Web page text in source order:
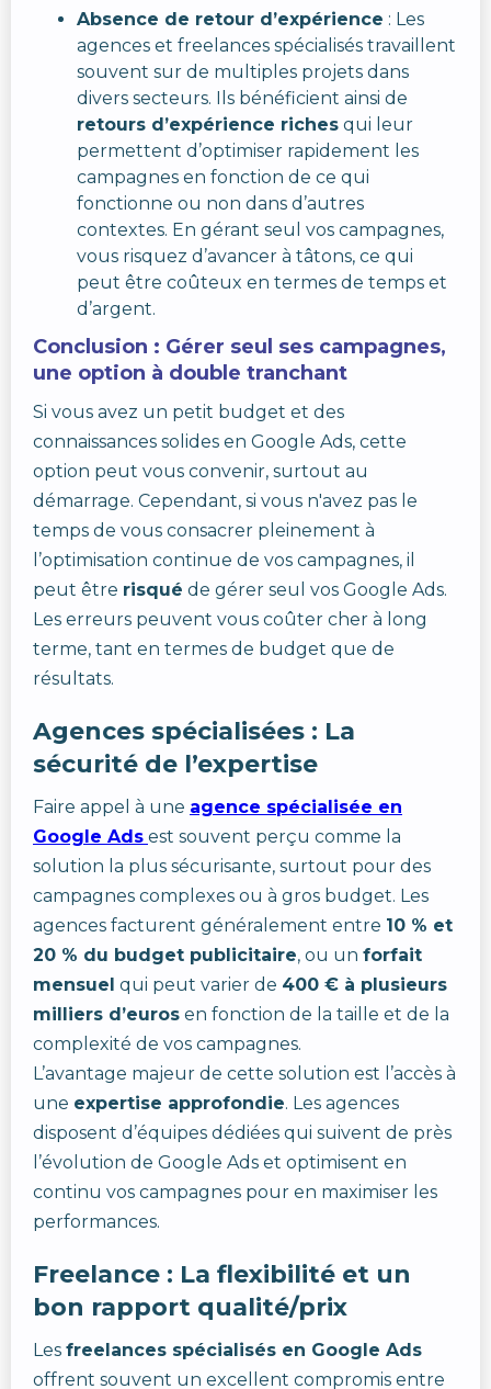
Absence de retour d’expérience : Les
agences et freelances spécialisés travaillent
souvent sur de multiples projets dans
divers secteurs. Ils bénéficient ainsi de
retours d’expérience riches qui leur
permettent d’optimiser rapidement les
campagnes en fonction de ce qui
fonctionne ou non dans d’autres
contextes. En gérant seul vos campagnes,
vous risquez d’avancer à tâtons, ce qui
peut être coûteux en termes de temps et
d’argent.
Conclusion : Gérer seul ses campagnes,
une option à double tranchant
Si vous avez un petit budget et des
connaissances solides en Google Ads, cette
option peut vous convenir, surtout au
démarrage. Cependant, si vous n'avez pas le
temps de vous consacrer pleinement à
l’optimisation continue de vos campagnes, il
peut être risqué de gérer seul vos Google Ads.
Les erreurs peuvent vous coûter cher à long
terme, tant en termes de budget que de
résultats.
Agences spécialisées : La
sécurité de l’expertise
Faire appel à une agence spécialisée en
Google Ads est souvent perçu comme la
solution la plus sécurisante, surtout pour des
campagnes complexes ou à gros budget. Les
agences facturent généralement entre 10 % et
20 % du budget publicitaire, ou un forfait
mensuel qui peut varier de 400 € à plusieurs
milliers d’euros en fonction de la taille et de la
complexité de vos campagnes.
L’avantage majeur de cette solution est l’accès à
une expertise approfondie. Les agences
disposent d’équipes dédiées qui suivent de près
l’évolution de Google Ads et optimisent en
continu vos campagnes pour en maximiser les
performances.
Freelance : La flexibilité et un
bon rapport qualité/prix
Les freelances spécialisés en Google Ads
offrent souvent un excellent compromis entre